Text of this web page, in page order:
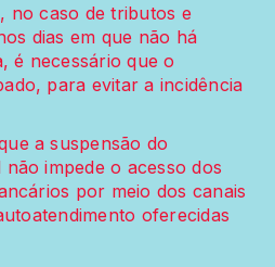
no caso de tributos e
dias em que não há
é necessário que o
para evitar a incidência
a suspensão do
impede o acesso dos
por meio dos canais
oferecidas